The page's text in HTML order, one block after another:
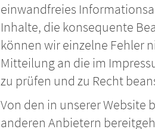
einwandfreies
Inhalte, die konsequente
können wir einzelne Fehler
Mitteilung an die im
zu prüfen und zu Recht
Von den in unserer Website
anderen Anbietern